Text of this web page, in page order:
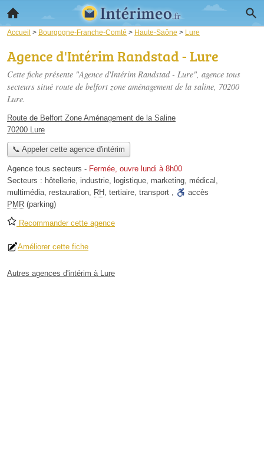
Accueil > Bourgogne-Franche-Comté > Haute-Saône > Lure
Agence d'Intérim Randstad - Lure
Cette fiche présente "Agence d'Intérim Randstad - Lure", agence tous
secteurs situé route de belfort zone aménagement de la saline, 70200
Lure.
Route de Belfort Zone Aménagement de la Saline
70200 Lure
📞 Appeler cette agence d'intérim
Agence tous secteurs - Fermée, ouvre lundi à 8h00
Secteurs : hôtellerie, industrie, logistique, marketing, médical ,
multimédia, restauration, RH , tertiaire, transport ,
accès
PMR (parking)
Recommander cette agence
Améliorer cette fiche
Autres agences d'intérim à Lure